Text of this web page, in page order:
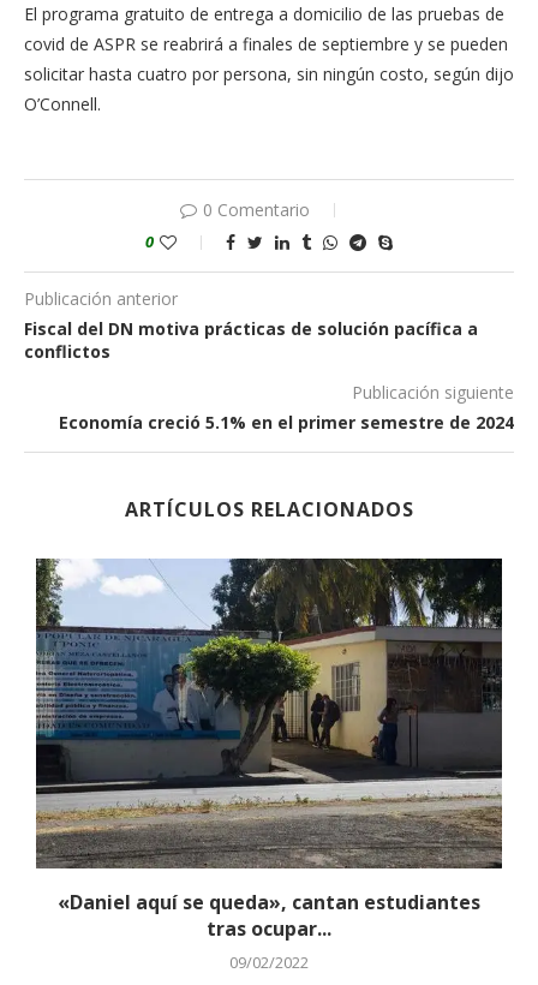
El programa gratuito de entrega a domicilio de las pruebas de
covid de ASPR se reabrirá a finales de septiembre y se pueden
solicitar hasta cuatro por persona, sin ningún costo, según dijo
O’Connell.
0 Comentario
0
Publicación anterior
Fiscal del DN motiva prácticas de solución pacífica a
conflictos
Publicación siguiente
Economía creció 5.1% en el primer semestre de 2024
ARTÍCULOS RELACIONADOS
«Daniel aquí se queda», cantan estudiantes
tras ocupar...
09/02/2022